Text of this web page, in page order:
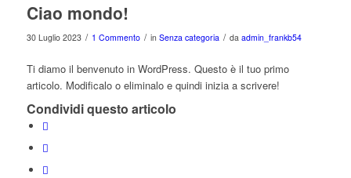
Ciao mondo!
30 Luglio 2023 / 1 Commento / in Senza categoria / da admin_frankb54
Ti diamo il benvenuto in WordPress. Questo è il tuo primo
articolo. Modificalo o eliminalo e quindi inizia a scrivere!
Condividi questo articolo